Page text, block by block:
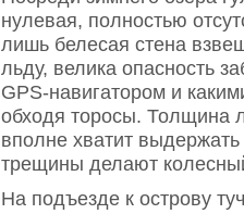
нулевая, полностью
лишь белесая стена
льду, велика опасность
GPS-навигатором и
обходя торосы. Толщина
вполне хватит
трещины делают
На подъезде к острову